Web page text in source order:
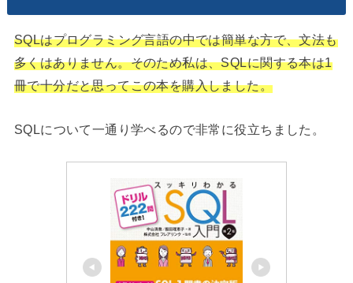
SQLはプログラミング言語の中では簡単な方で、文法も
多くはありません。そのため私は、SQLに関する本は1
冊で十分だと思ってこの本を購入しました。
SQLについて一通り学べるので非常に役立ちました。